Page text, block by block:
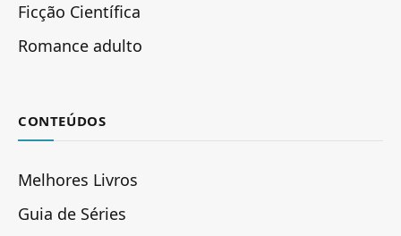
Ficção Científica
Romance adulto
CONTEÚDOS
Melhores Livros
Guia de Séries